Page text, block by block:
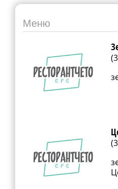
В. Търново
Банско
Меню